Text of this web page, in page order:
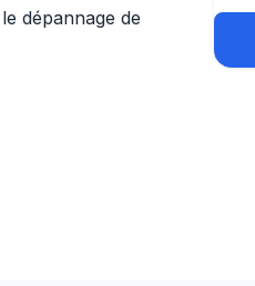
dépannage de